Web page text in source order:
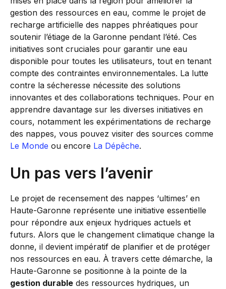
gestion des ressources en eau, comme le projet de
recharge artificielle des nappes phréatiques pour
soutenir l’étiage de la Garonne pendant l’été. Ces
initiatives sont cruciales pour garantir une eau
disponible pour toutes les utilisateurs, tout en tenant
compte des contraintes environnementales. La lutte
contre la sécheresse nécessite des solutions
innovantes et des collaborations techniques. Pour en
apprendre davantage sur les diverses initiatives en
cours, notamment les expérimentations de recharge
des nappes, vous pouvez visiter des sources comme
Le Monde ou encore La Dépêche.
Un pas vers l’avenir
Le projet de recensement des nappes ‘ultimes’ en
Haute-Garonne représente une initiative essentielle
pour répondre aux enjeux hydriques actuels et
futurs. Alors que le changement climatique change la
donne, il devient impératif de planifier et de protéger
nos ressources en eau. À travers cette démarche, la
Haute-Garonne se positionne à la pointe de la
gestion durable des ressources hydriques, un